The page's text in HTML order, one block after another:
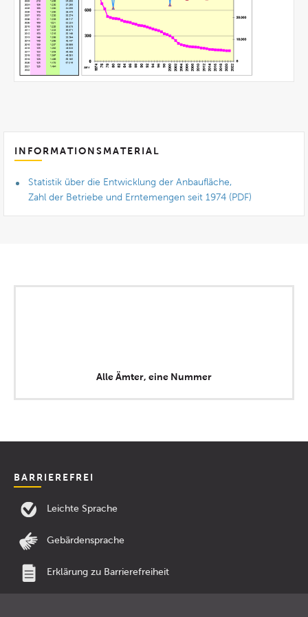
INFORMATIONSMATERIAL
Statistik über die Entwicklung der Anbaufläche,
Zahl der Betriebe und Erntemengen seit 1974 (PDF)
Alle Ämter, eine Nummer
BARRIEREFREI
Leichte Sprache
Gebärdensprache
Erklärung zu Barrierefreiheit